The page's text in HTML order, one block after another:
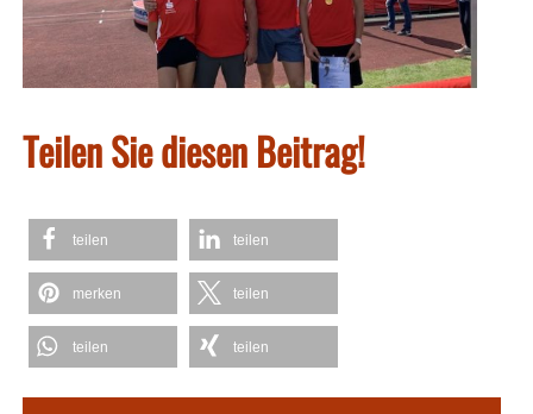
Teilen Sie diesen Beitrag!
teilen teilen
merken teilen
teilen teilen